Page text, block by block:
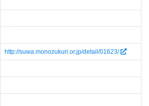
http://suwa.monozukuri.or.jp/detail/01623/